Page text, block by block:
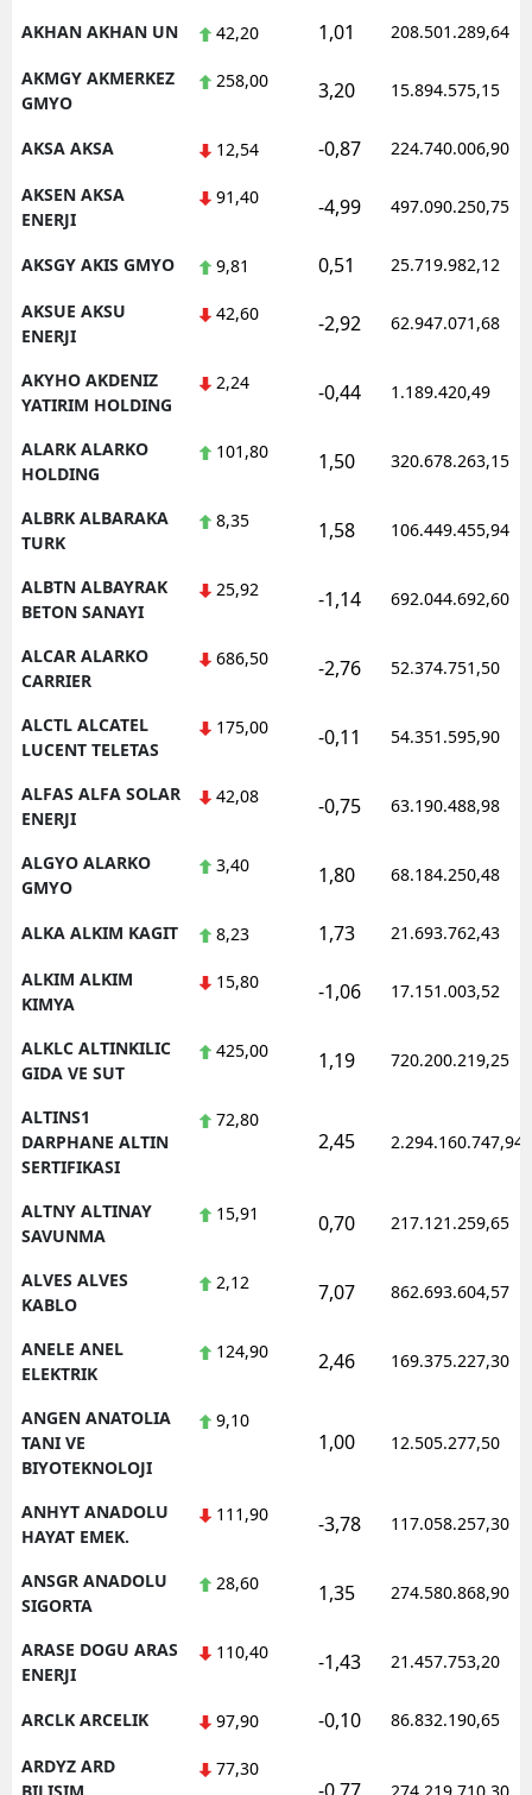
AKHAN AKHAN UN 42,20 1,01 208.501.289,64
AKMGY AKMERKEZ
GMYO
258,00 3,20 15.894.575,15
AKSA AKSA 12,54 -0,87 224.740.006,90
AKSEN AKSA
ENERJI
91,40 -4,99 497.090.250,75
AKSGY AKIS GMYO 9,81 0,51 25.719.982,12
AKSUE AKSU
ENERJI
42,60 -2,92 62.947.071,68
AKYHO AKDENIZ
YATIRIM HOLDING
2,24 -0,44 1.189.420,49
ALARK ALARKO
HOLDING
101,80 1,50 320.678.263,15
ALBRK ALBARAKA
TURK
8,35 1,58 106.449.455,94
ALBTN ALBAYRAK
BETON SANAYI
25,92 -1,14 692.044.692,60
ALCAR ALARKO
CARRIER
686,50 -2,76 52.374.751,50
ALCTL ALCATEL
LUCENT TELETAS
175,00 -0,11 54.351.595,90
ALFAS ALFA SOLAR
ENERJI
42,08 -0,75 63.190.488,98
ALGYO ALARKO
GMYO
3,40 1,80 68.184.250,48
ALKA ALKIM KAGIT 8,23 1,73 21.693.762,43
ALKIM ALKIM
KIMYA
15,80 -1,06 17.151.003,52
ALKLC ALTINKILIC
GIDA VE SUT
425,00 1,19 720.200.219,25
ALTINS1
DARPHANE ALTIN
SERTIFIKASI
72,80
2,45 2.294.160.747,94
ALTNY ALTINAY
SAVUNMA
15,91 0,70 217.121.259,65
ALVES ALVES
KABLO
2,12 7,07 862.693.604,57
ANELE ANEL
ELEKTRIK
124,90 2,46 169.375.227,30
ANGEN ANATOLIA
TANI VE
BIYOTEKNOLOJI
9,10
1,00 12.505.277,50
ANHYT ANADOLU
HAYAT EMEK.
111,90 -3,78 117.058.257,30
ANSGR ANADOLU
SIGORTA
28,60 1,35 274.580.868,90
ARASE DOGU ARAS
ENERJI
110,40 -1,43 21.457.753,20
ARCLK ARCELIK 97,90 -0,10 86.832.190,65
ARDYZ ARD
77,30